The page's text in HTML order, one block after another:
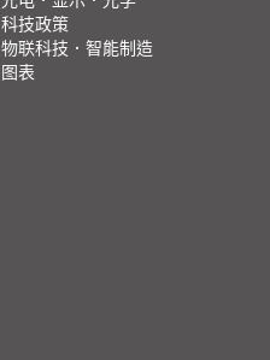
科技政策
物联科技．智能制造
图表